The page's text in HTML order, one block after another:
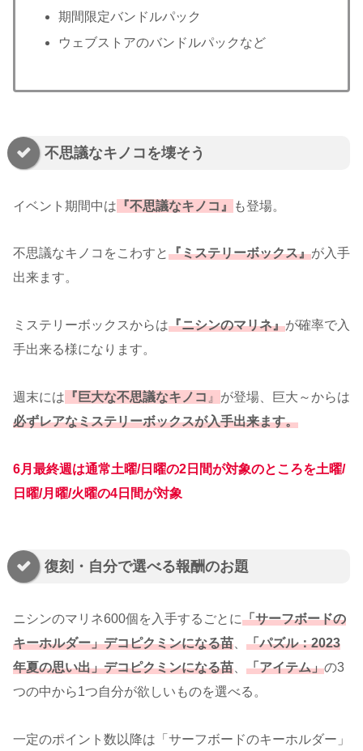
期間限定バンドルパック
ウェブストアのバンドルパックなど
不思議なキノコを壊そう
イベント期間中は 『不思議なキノコ』 も登場。
不思議なキノコをこわすと『ミステリーボックス』が入手
出来ます。
ミステリーボックスからは『ニシンのマリネ』が確率で入
手出来る様になります。
週末には 『巨大な不思議なキノコ 』 が登場、巨大～からは
必ずレアなミステリーボックスが入手出来ます。
6月最終週は通常土曜/日曜の2日間が対象のところを土曜/
日曜/月曜/火曜の4日間が対象
復刻・自分で選べる報酬のお題
ニシンのマリネ600個を入手するごとに「サーフボードの
キーホルダー」デコピクミンになる苗
「パズル：2023
年夏の思い出」デコピクミンになる苗
「アイテム」の3
つの中から1つ自分が欲しいものを選べる。
一定のポイント数以降は「サーフボードのキーホルダー」